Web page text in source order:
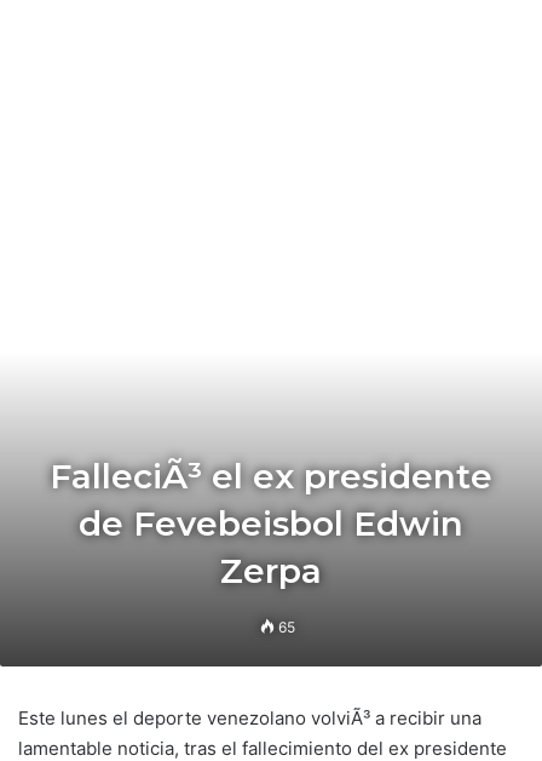
FalleciÃ³ el ex presidente
de Fevebeisbol Edwin
Zerpa
65
Este lunes el deporte venezolano volviÃ³ a recibir una
lamentable noticia, tras el fallecimiento del ex presidente